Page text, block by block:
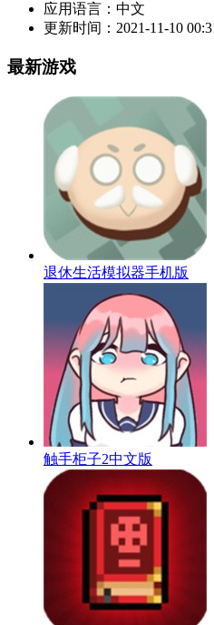
应用语言： 中文
更新时间： 2021-11-10
最新游戏
退休生活模拟器手机版
触手柜子2中文版